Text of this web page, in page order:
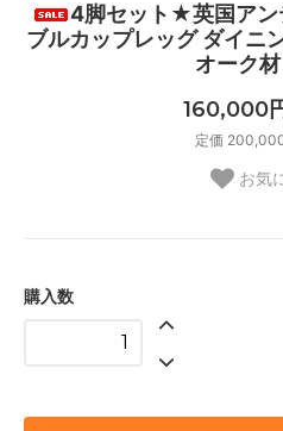
4脚セット★英国アン
ブルカップレッグ ダイニ
オーク
160,000
定価
お気
購入数